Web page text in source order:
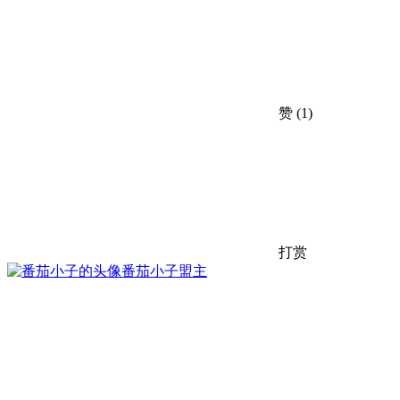
赞 (1)
打赏
番茄小子盟主